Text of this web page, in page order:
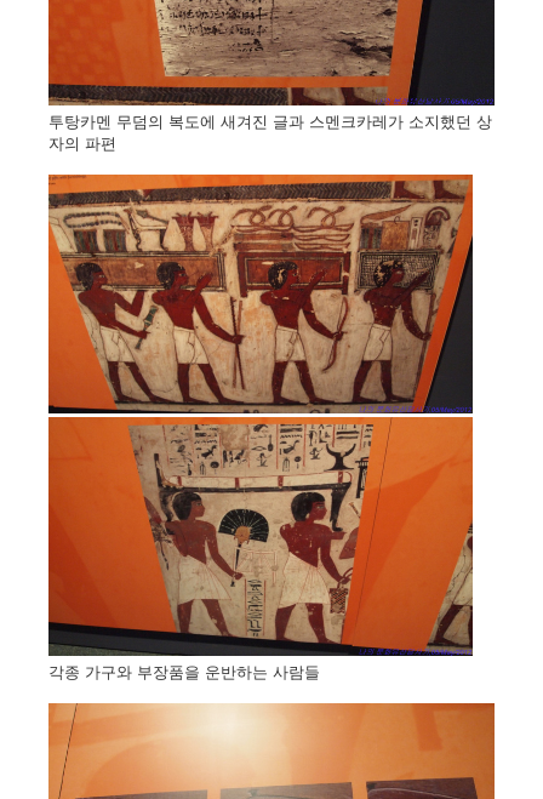
투탕카멘 무덤의 복도에 새겨진 글과 스멘크카레가 소지했던 상
자의 파편
각종 가구와 부장품을 운반하는 사람들